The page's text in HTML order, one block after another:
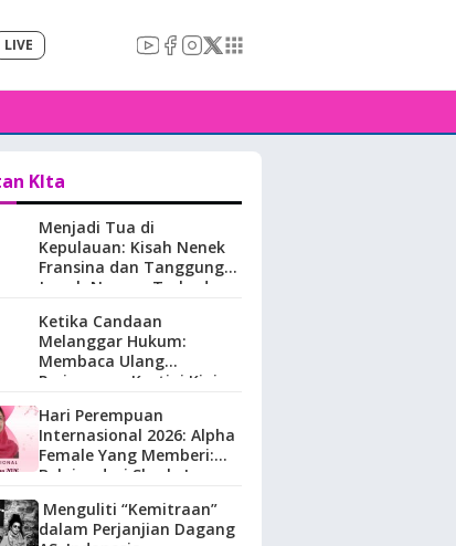
LIVE
KIta
Menjadi Tua di
Kepulauan: Kisah Nenek
Fransina dan Tanggung
Jawab Negara Terhadap
Maluku.
Ketika Candaan
Melanggar Hukum:
Membaca Ulang
Perjuangan Kartini Kini
Hari Perempuan
Internasional 2026: Alpha
Female Yang Memberi:
Belajar dari Sherly Laos
Menguliti “Kemitraan”
dalam Perjanjian Dagang